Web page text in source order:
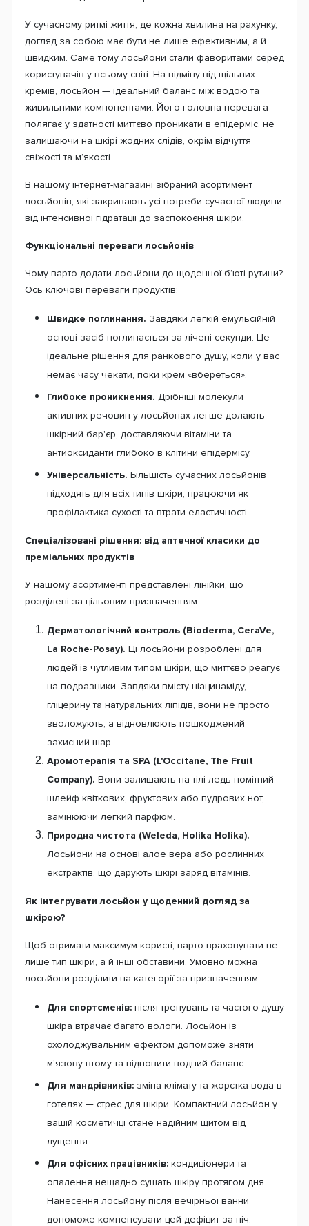
У сучасному ритмі життя, де кожна хвилина на рахунку,
догляд за собою має бути не лише ефективним, а й
швидким. Саме тому лосьйони стали фаворитами серед
користувачів у всьому світі. На відміну від щільних
кремів, лосьйон — ідеальний баланс між водою та
живильними компонентами. Його головна перевага
полягає у здатності миттєво проникати в епідерміс, не
залишаючи на шкірі жодних слідів, окрім відчуття
свіжості та м’якості.
В нашому інтернет-магазині зібраний асортимент
лосьйонів, які закривають усі потреби сучасної людини:
від інтенсивної гідратації до заспокоєння шкіри.
Функціональні переваги лосьйонів
Чому варто додати лосьйони до щоденної б’юті-рутини?
Ось ключові переваги продуктів:
Швидке поглинання. Завдяки легкій емульсійній
основі засіб поглинається за лічені секунди. Це
ідеальне рішення для ранкового душу, коли у вас
немає часу чекати, поки крем «вбереться».
Глибоке проникнення. Дрібніші молекули
активних речовин у лосьйонах легше долають
шкірний бар'єр, доставляючи вітаміни та
антиоксиданти глибоко в клітини епідермісу.
Універсальність. Більшість сучасних лосьйонів
підходять для всіх типів шкіри, працюючи як
профілактика сухості та втрати еластичності.
Спеціалізовані рішення: від аптечної класики до
преміальних продуктів
У нашому асортименті представлені лінійки, що
розділені за цільовим призначенням:
Дерматологічний контроль (Bioderma, CeraVe,
La Roche-Posay). Ці лосьйони розроблені для
людей із чутливим типом шкіри, що миттєво реагує
на подразники. Завдяки вмісту ніацинаміду,
гліцерину та натуральних ліпідів, вони не просто
зволожують, а відновлюють пошкоджений
захисний шар.
Аромотерапія та SPA (L'Occitane, The Fruit
Company). Вони залишають на тілі ледь помітний
шлейф квіткових, фруктових або пудрових нот,
замінюючи легкий парфюм.
Природна чистота (Weleda, Holika Holika).
Лосьйони на основі алое вера або рослинних
екстрактів, що дарують шкірі заряд вітамінів.
Як інтегрувати лосьйон у щоденний догляд за
шкірою?
Щоб отримати максимум користі, варто враховувати не
лише тип шкіри, а й інші обставини. Умовно можна
лосьйони розділити на категорії за призначенням:
Для спортсменів: після тренувань та частого душу
шкіра втрачає багато вологи. Лосьйон із
охолоджувальним ефектом допоможе зняти
м'язову втому та відновити водний баланс.
Для мандрівників: зміна клімату та жорстка вода в
готелях — стрес для шкіри. Компактний лосьйон у
вашій косметичці стане надійним щитом від
лущення.
Для офісних працівників: кондиціонери та
опалення нещадно сушать шкіру протягом дня.
Нанесення лосьйону після вечірньої ванни
допоможе компенсувати цей дефіцит за ніч.